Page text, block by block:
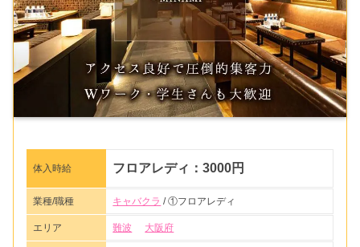
体入時給 フロアレディ：3000円
業種/職種 キャバクラ / ①フロアレディ
エリア 難波 大阪府